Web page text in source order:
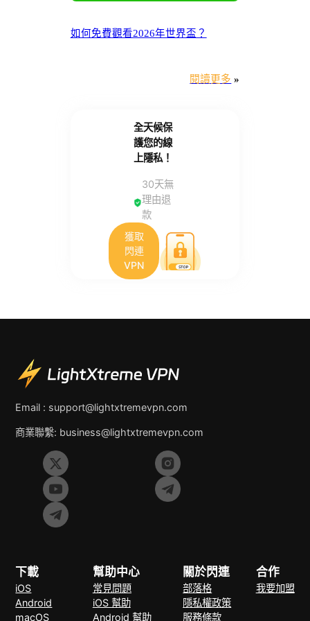
如何免費觀看2026年世界盃？
閱讀更多 »
全天候保
護您的線
上隱私！
30天無
理由退
款
獲取
閃連
VPN
Email : support@lightxtremevpn.com
商業聯繫: business@lightxtremevpn.com
下載
iOS
Android
macOS
幫助中心
常見問題
iOS 幫助
Android 幫助
關於閃連
部落格
隱私權政策
服務條款
合作
我要加盟